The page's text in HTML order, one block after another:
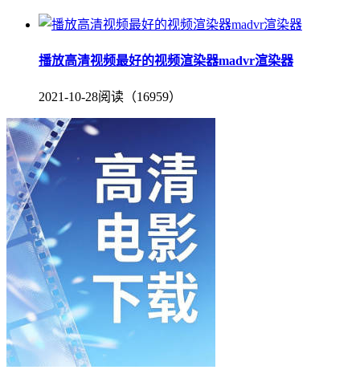
播放高清视频最好的视频渲染器madvr渲染器
2021-10-28阅读（16959）